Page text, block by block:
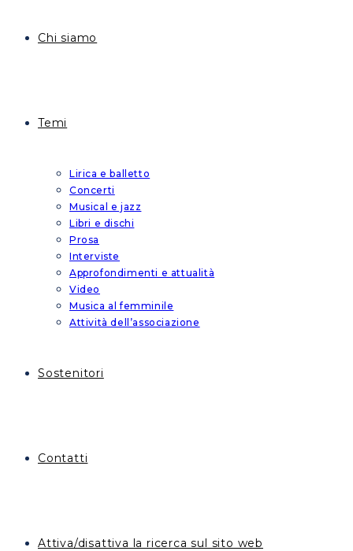
Chi siamo
Temi
Lirica e balletto
Concerti
Musical e jazz
Libri e dischi
Prosa
Interviste
Approfondimenti e attualità
Video
Musica al femminile
Attività dell’associazione
Sostenitori
Contatti
Attiva/disattiva la ricerca sul sito web